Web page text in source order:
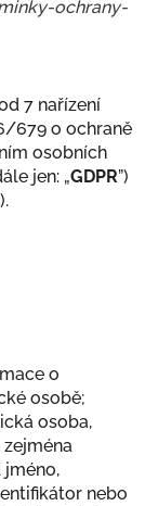
ochrany-
7 nařízení
679 o ochraně
osobních
jen: „GDPR”)
o
osobě;
osoba,
nebo